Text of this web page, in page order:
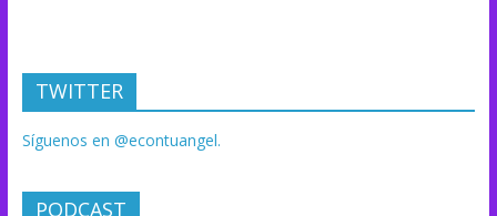
TWITTER
Síguenos en @econtuangel.
PODCAST